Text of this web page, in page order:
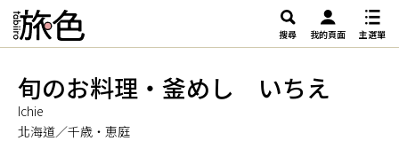
搜尋 我的頁面 主選單
旬のお料理・釜めし いちえ
Ichie
北海道／千歳・恵庭